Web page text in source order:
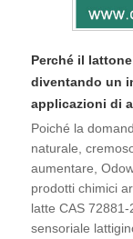
Perché il
diventando un
applicazioni di
Poiché la
naturale,
aumentare,
prodotti chimici
latte CAS
sensoriale